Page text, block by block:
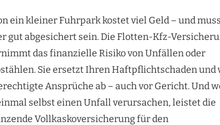
ein kleiner Fuhrpark kostet viel Geld – und muss
gut abgesichert sein. Die Flotten-Kfz-
das finanzielle Risiko von Unfällen oder
Sie ersetzt Ihren Haft­pflichtschaden und
Ansprüche ab – auch vor Gericht. Und
selbst einen Unfall verursachen, leistet die
Vollkaskoversicherung für den